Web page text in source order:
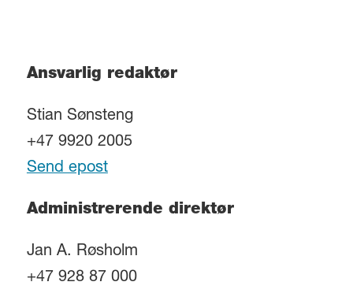
Ansvarlig redaktør
Stian Sønsteng
+47 9920 2005
Send epost
Administrerende direktør
Jan A. Røsholm
+47 928 87 000